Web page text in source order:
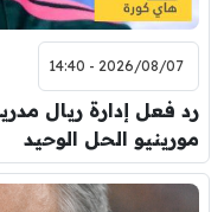
2026/08/07 - 14:40
رد فعل إدارة ريال
مورينيو الحل الوحيد